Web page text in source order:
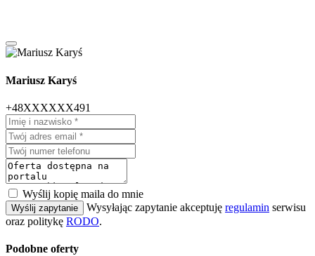
Mariusz Karyś
+48XXXXXX491
Wyślij kopię maila do mnie
Wyślij zapytanie Wysyłając zapytanie akceptuję regulamin serwisu
oraz politykę RODO.
Podobne oferty